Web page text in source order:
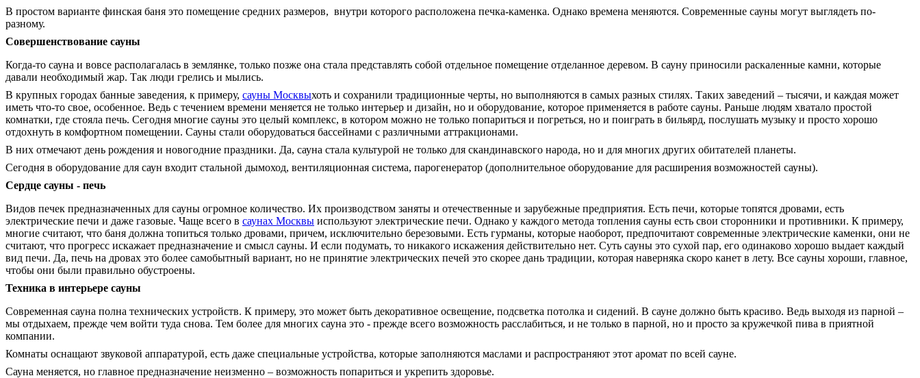
В простом варианте финская баня это помещение средних размеров, внутри которого расположена печка-каменка. Однако времена меняются. Современные сауны могут выглядеть по-
разному.
Совершенствование сауны
Когда-то сауна и вовсе располагалась в землянке, только позже она стала представлять собой отдельное помещение отделанное деревом. В сауну приносили раскаленные камни, которые
давали необходимый жар. Так люди грелись и мылись.
В крупных городах банные заведения, к примеру, сауны Москвыхоть и сохранили традиционные черты, но выполняются в самых разных стилях. Таких заведений – тысячи, и каждая может
иметь что-то свое, особенное. Ведь с течением времени меняется не только интерьер и дизайн, но и оборудование, которое применяется в работе сауны. Раньше людям хватало простой
комнатки, где стояла печь. Сегодня многие сауны это целый комплекс, в котором можно не только попариться и погреться, но и поиграть в бильярд, послушать музыку и просто хорошо
отдохнуть в комфортном помещении. Сауны стали оборудоваться бассейнами с различными аттракционами.
В них отмечают день рождения и новогодние праздники. Да, сауна стала культурой не только для скандинавского народа, но и для многих других обитателей планеты.
Сегодня в оборудование для саун входит стальной дымоход, вентиляционная система, парогенератор (дополнительное оборудование для расширения возможностей сауны).
Сердце сауны - печь
Видов печек предназначенных для сауны огромное количество. Их производством заняты и отечественные и зарубежные предприятия. Есть печи, которые топятся дровами, есть
электрические печи и даже газовые. Чаще всего в саунах Москвы используют электрические печи. Однако у каждого метода топления сауны есть свои сторонники и противники. К примеру,
многие считают, что баня должна топиться только дровами, причем, исключительно березовыми. Есть гурманы, которые наоборот, предпочитают современные электрические каменки, они не
считают, что прогресс искажает предназначение и смысл сауны. И если подумать, то никакого искажения действительно нет. Суть сауны это сухой пар, его одинаково хорошо выдает каждый
вид печи. Да, печь на дровах это более самобытный вариант, но не принятие электрических печей это скорее дань традиции, которая наверняка скоро канет в лету. Все сауны хороши, главное,
чтобы они были правильно обустроены.
Техника в интерьере сауны
Современная сауна полна технических устройств. К примеру, это может быть декоративное освещение, подсветка потолка и сидений. В сауне должно быть красиво. Ведь выходя из парной –
мы отдыхаем, прежде чем войти туда снова. Тем более для многих сауна это - прежде всего возможность расслабиться, и не только в парной, но и просто за кружечкой пива в приятной
компании.
Комнаты оснащают звуковой аппаратурой, есть даже специальные устройства, которые заполняются маслами и распространяют этот аромат по всей сауне.
Сауна меняется, но главное предназначение неизменно – возможность попариться и укрепить здоровье.